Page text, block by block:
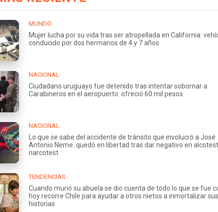
MUNDO
Mujer lucha por su vida tras ser atropellada en California:
conducido por dos hermanos de 4 y 7 años
NACIONAL
Ciudadano uruguayo fue detenido tras intentar sobornar a
Carabineros en el aeropuerto: ofreció 60 mil pesos
NACIONAL
Lo que se sabe del accidente de tránsito que involucró a José
Antonio Neme: quedó en libertad tras dar negativo en
narcotest
TENDENCIAS
Cuando murió su abuela se dio cuenta de todo lo que se fue
hoy recorre Chile para ayudar a otros nietos a inmortalizar sus
historias